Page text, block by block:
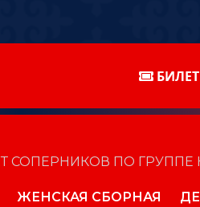
ПО ГРУППЕ
ЖЕНСКАЯ СБОРНАЯ